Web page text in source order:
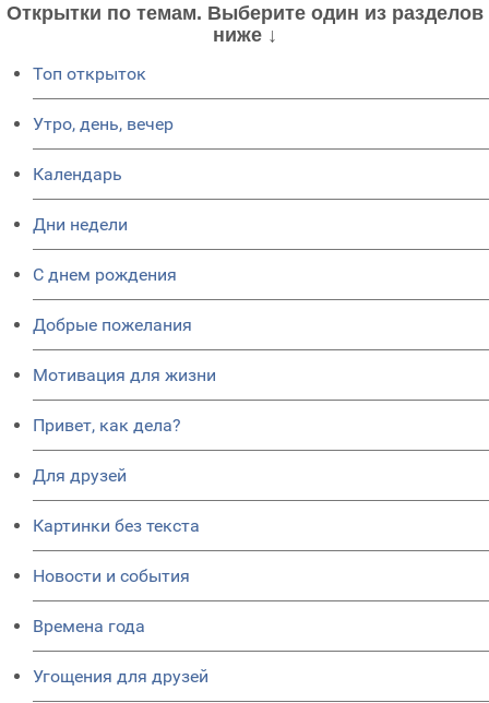
Открытки по темам. Выберите один из разделов
ниже ↓
Топ открыток
Утро, день, вечер
Календарь
Дни недели
C днем рождения
Добрые пожелания
Мотивация для жизни
Привет, как дела?
Для друзей
Картинки без текста
Новости и события
Времена года
Угощения для друзей